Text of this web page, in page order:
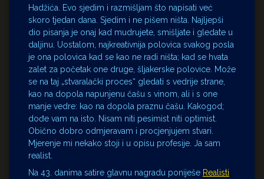
Hadžića. Evo sjedim i razmišljam što napisati već
skoro tjedan dana. Sjedim i ne pišem ništa. Najljepši
dio pisanja je onaj kad mudrujete, smišljate i gledate u
daljinu. Uostalom, najkreativnija polovica svakog posla
je ona polovica kad se kao ne radi ništa; kad se hvata
zalet za početak one druge, šljakerske polovice. Može
se na taj „stvaralački proces“ gledati s vedrije strane,
kao na dopola napunjenu čašu s vinom, ali i s one
manje vedre: kao na dopola praznu čašu. Kakogod;
dođe vam na isto. Nisam niti pesimist niti optimist.
Obično dobro odmjeravam i procjenjujem stvari.
Mjerenje mi nekako stoji i u opisu profesije. Ja sam
realist.
Na 43. danima satire glavnu nagradu poniješe Realisti